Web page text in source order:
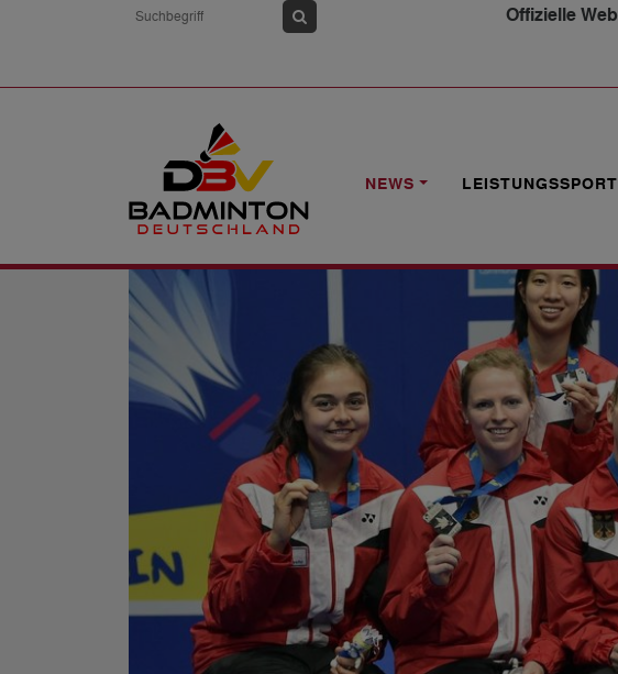
Offizielle
NEWS LEISTUNGSSPORT
NEWS